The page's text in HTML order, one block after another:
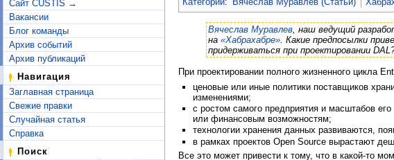
Сайт CUSTIS →
Вакансии
Блог команды
Архив событий
Архив публикаций
Навигация
Заглавная страница
Свежие правки
Случайная статья
Справка
Поиск
Вячеслав Муравлев, наш ведущий
на «Хабрахабре». Какие предпосылки
придерживаться при проектировании
При проектировании полного жизненного цикла
ценовые или иные политики поставщиков
изменениями;
с ростом самого предприятия и масштабов
или финансовым возможностям;
технологии хранения данных развиваются,
в рамках проектов Open Source вырастают
Все это может привести к тому, что в какой-то